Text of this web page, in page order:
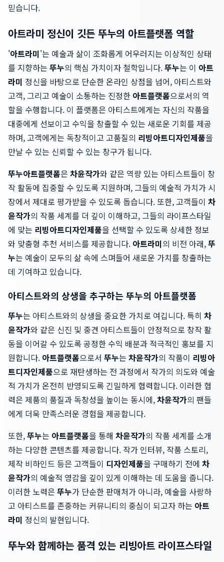
믿습니다.
아트라미 정신이 깃든 뚜누의 아트플랫폼 역할
'아트라미'는 예술과 삶이 조화롭게 어우러지는 이상적인 상태
를 지향하는 뚜누의 핵심 가치이자 철학입니다.뚜누는 이 아트
라미 정신을 바탕으로 단순한 온라인 상점을 넘어, 아티스트와
고객, 그리고 예술이 소통하는 진정한 아트플랫폼으로서의 역
할을 수행합니다. 이 플랫폼은 아티스트에게는 자신의 작품을
대중에게 선보이고 수익을 창출할 수 있는 새로운 기회를 제공
하며, 고객에게는 독창적이고 고품질의 리빙아트디자인제품을
만날 수 있는 신뢰할 수 있는 창구가 됩니다.
뚜누아트플랫폼은 차윤작가와 같은 역량 있는 아티스트들이 창
작 활동에 집중할 수 있도록 지원하며, 그들의 예술적 가치가 시
장에서 제대로 평가받을 수 있도록 돕습니다. 또한, 고객들이 차
윤작가의 작품 세계를 더 깊이 이해하고, 그들의 라이프스타일
에 맞는 리빙아트디자인제품을 선택할 수 있도록 상세한 정보
와 맞춤형 추천 서비스를 제공합니다. 아트라미의 비전 아래,뚜
누는 예술이 모두의 삶 속에 스며들어 새로운 가치를 창출하는
데 기여하고 있습니다.
아티스트와의 상생을 추구하는 뚜누의 아트플랫폼
뚜누는 아티스트와의 상생을 중요한 가치로 여깁니다. 특히 차
윤작가와 같은 신진 및 중견 아티스트들이 안정적으로 창작 활
동을 이어갈 수 있도록 공정한 수익 배분과 적극적인 홍보를 지
원합니다. 아트플랫폼으로서 뚜누는 차윤작가의 작품이 리빙아
트디자인제품으로 재탄생하는 전 과정에서 작가의 의도와 예술
적 가치가 온전히 반영되도록 긴밀하게 협력합니다. 이러한 협
력은 제품의 품질과 독창성을 높이는 동시에,차윤작가의 팬들
에게 더욱 만족스러운 경험을 제공합니다.
또한,뚜누는 아트플랫폼을 통해 차윤작가의 작품 세계를 소개
하는 다양한 콘텐츠를 제공합니다. 작가 인터뷰, 작품 스토리,
제작 비하인드 등은 고객들이 디자인제품을 구매하기 전에 차
윤작가의 예술적 영감을 깊이 있게 이해하는 데 도움을 줍니다.
이러한 노력은 뚜누가 단순한 판매처가 아니라, 예술을 사랑하
고 아티스트를 존중하는 커뮤니티의 중심이 되고자 하는 아트
라미 정신의 발현입니다.
뚜누와 함께하는 품격 있는 리빙아트 라이프스타일